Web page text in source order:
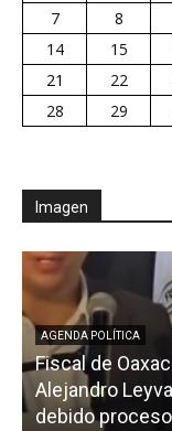
7
8
14
15
21
22
28
29
Imagen
AGENDA POLÍTICA
Fiscal de
Alejandro
debido